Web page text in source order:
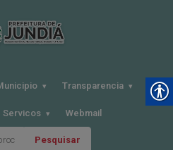
Transparencia
Servicos Webmail
Pesquisar